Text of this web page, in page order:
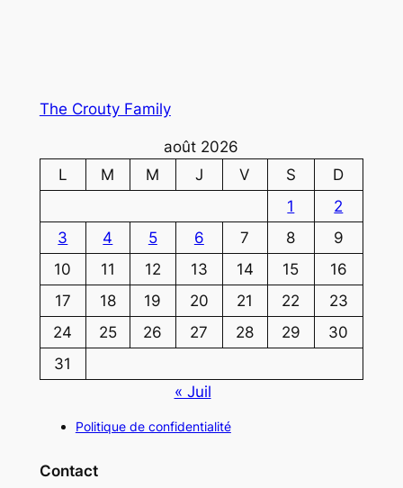
The Crouty Family
août 2026
L
M M J V S
D
1
2
3
4 5 6 7 8
9
10
11 12 13 14 15
16
17
18 19 20 21 22
23
24
25 26 27 28 29
30
31
« Juil
Politique de confidentialité
Contact